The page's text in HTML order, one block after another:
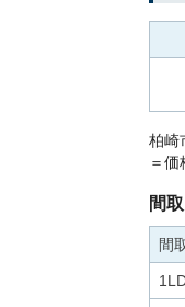
柏崎
＝
間
間